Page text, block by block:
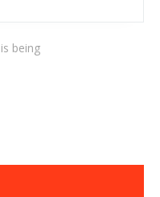
being